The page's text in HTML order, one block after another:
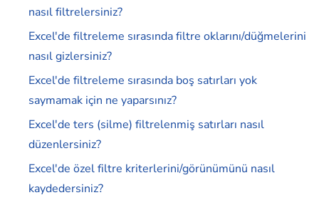
nasıl filtrelersiniz?
Excel'de filtreleme sırasında filtre oklarını/düğmelerini
nasıl gizlersiniz?
Excel'de filtreleme sırasında boş satırları yok
saymamak için ne yaparsınız?
Excel'de ters (silme) filtrelenmiş satırları nasıl
düzenlersiniz?
Excel'de özel filtre kriterlerini/görünümünü nasıl
kaydedersiniz?